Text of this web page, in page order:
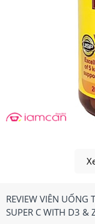
Made Super C
Dụng, Điểm Nổi
REVIEW VIÊN UỐNG
SUPER C WITH D3 &